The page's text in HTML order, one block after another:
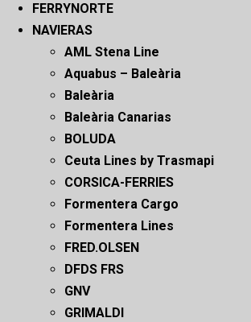
FERRYNORTE
NAVIERAS
AML Stena Line
Aquabus – Baleària
Baleària
Baleària Canarias
BOLUDA
Ceuta Lines by Trasmapi
CORSICA-FERRIES
Formentera Cargo
Formentera Lines
FRED.OLSEN
DFDS FRS
GNV
GRIMALDI